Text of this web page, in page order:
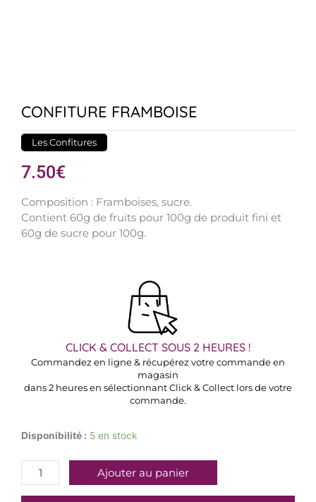
CONFITURE FRAMBOISE
Les Confitures
7.50€
Composition : Framboises, sucre.
Contient 60g de fruits pour 100g de produit fini et
60g de sucre pour 100g.
CLICK & COLLECT SOUS 2 HEURES !
Commandez en ligne & récupérez votre commande en
magasin
dans 2 heures en sélectionnant Click & Collect lors de votre
commande.
Disponibilité : 5 en stock
quantité
Confiture
Framboise
Ajouter au panier